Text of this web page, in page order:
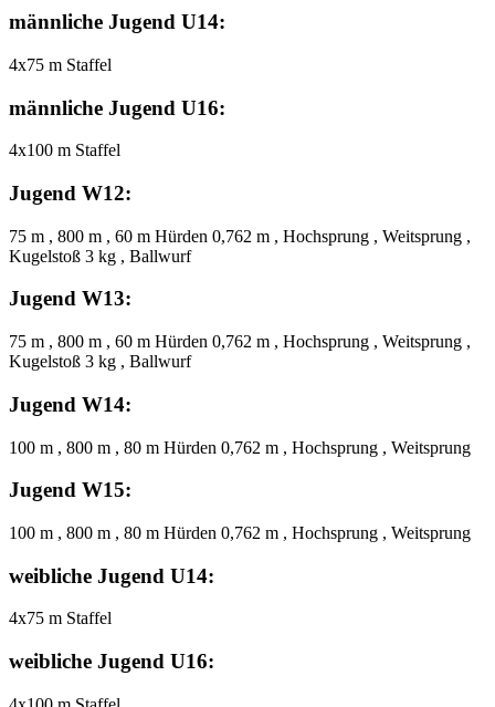
männliche Jugend U14:
4x75 m Staffel
männliche Jugend U16:
4x100 m Staffel
Jugend W12:
75 m , 800 m , 60 m Hürden 0,762 m , Hochsprung , Weitsprung ,
Kugelstoß 3 kg , Ballwurf
Jugend W13:
75 m , 800 m , 60 m Hürden 0,762 m , Hochsprung , Weitsprung ,
Kugelstoß 3 kg , Ballwurf
Jugend W14:
100 m , 800 m , 80 m Hürden 0,762 m , Hochsprung , Weitsprung
Jugend W15:
100 m , 800 m , 80 m Hürden 0,762 m , Hochsprung , Weitsprung
weibliche Jugend U14:
4x75 m Staffel
weibliche Jugend U16: